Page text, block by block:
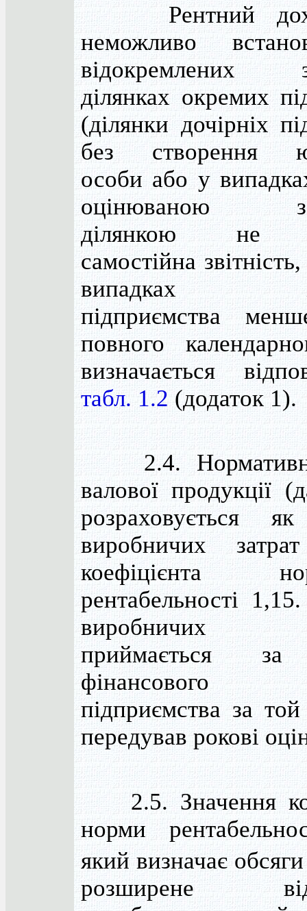
Рентний
неможливо
відокремлених
ділянках окремих
(ділянки дочірніх
без створення
особи або у
оцінюваною
ділянкою не
самостійна
випадках
підприємства
повного
визначається
табл. 1.2 (додаток 1).
2.4.
валової продукції
розраховується
виробничих
коефіцієнта
рентабельності
виробничих
приймається
підприємства за
передував рокові
2.5. Значення
норми
який визначає
розширене